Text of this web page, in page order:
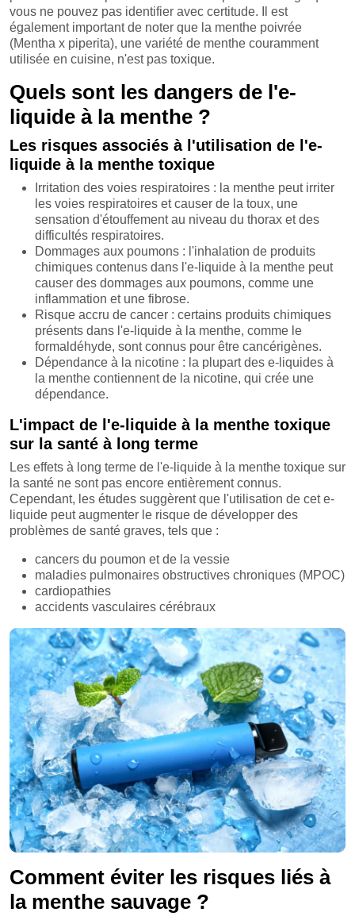
vous ne pouvez pas identifier avec certitude. Il est
également important de noter que la menthe poivrée
(Mentha x piperita), une variété de menthe couramment
utilisée en cuisine, n'est pas toxique.
Quels sont les dangers de l'e-
liquide à la menthe ?
Les risques associés à l'utilisation de l'e-
liquide à la menthe toxique
Irritation des voies respiratoires : la menthe peut irriter
les voies respiratoires et causer de la toux, une
sensation d'étouffement au niveau du thorax et des
difficultés respiratoires.
Dommages aux poumons : l'inhalation de produits
chimiques contenus dans l'e-liquide à la menthe peut
causer des dommages aux poumons, comme une
inflammation et une fibrose.
Risque accru de cancer : certains produits chimiques
présents dans l'e-liquide à la menthe, comme le
formaldéhyde, sont connus pour être cancérigènes.
Dépendance à la nicotine : la plupart des e-liquides à
la menthe contiennent de la nicotine, qui crée une
dépendance.
L'impact de l'e-liquide à la menthe toxique
sur la santé à long terme
Les effets à long terme de l'e-liquide à la menthe toxique sur
la santé ne sont pas encore entièrement connus.
Cependant, les études suggèrent que l'utilisation de cet e-
liquide peut augmenter le risque de développer des
problèmes de santé graves, tels que :
cancers du poumon et de la vessie
maladies pulmonaires obstructives chroniques (MPOC)
cardiopathies
accidents vasculaires cérébraux
Comment éviter les risques liés à
la menthe sauvage ?